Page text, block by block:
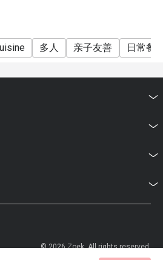
多人 亲子友善 日常餐
© 2026 Zoek. All rights reserved.